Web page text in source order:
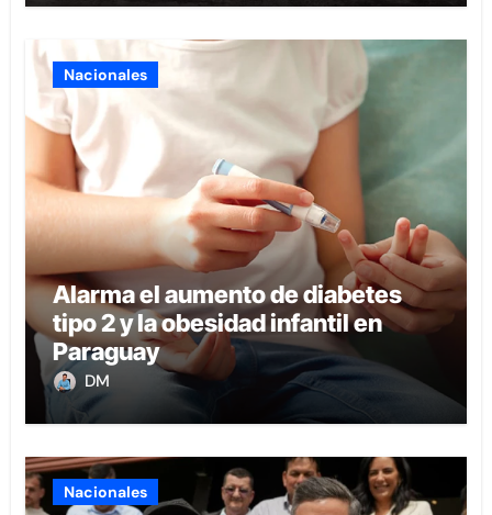
Nacionales
Alarma el aumento de diabetes
tipo 2 y la obesidad infantil en
Paraguay
DM
Nacionales